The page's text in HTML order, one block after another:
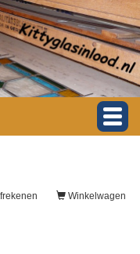
Winkelwagen